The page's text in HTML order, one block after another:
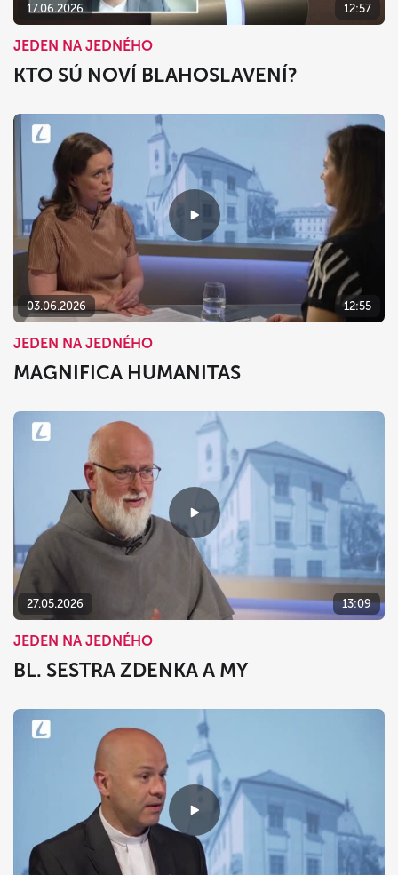
17.06.2026 12:57
JEDEN NA JEDNÉHO
KTO SÚ NOVÍ BLAHOSLAVENÍ?
03.06.2026 12:55
JEDEN NA JEDNÉHO
MAGNIFICA HUMANITAS
27.05.2026 13:09
JEDEN NA JEDNÉHO
BL. SESTRA ZDENKA A MY